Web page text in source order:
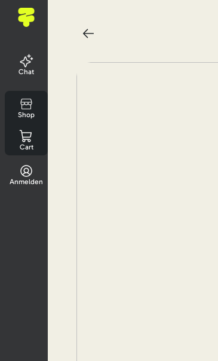
Chat
Shop
Cart
Anmelden